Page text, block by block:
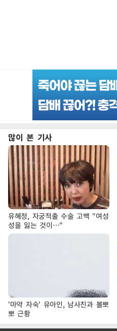
많이 본 기사
유혜정, 자궁적출 수술 고백 "여성
성을 잃는 것이…"
'마약 자숙' 유아인, 남사친과 볼뽀
뽀 근황